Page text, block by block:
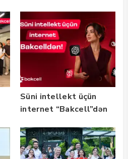
olub — FOTO
Süni intellekt üçün
internet “Bakcell”dən